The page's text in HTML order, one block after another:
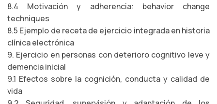
8.4 Motivación y adherencia: behavior change
techniques
8.5 Ejemplo de receta de ejercicio integrada en historia
clínica electrónica
9. Ejercicio en personas con deterioro cognitivo leve y
demencia inicial
9.1 Efectos sobre la cognición, conducta y calidad de
vida